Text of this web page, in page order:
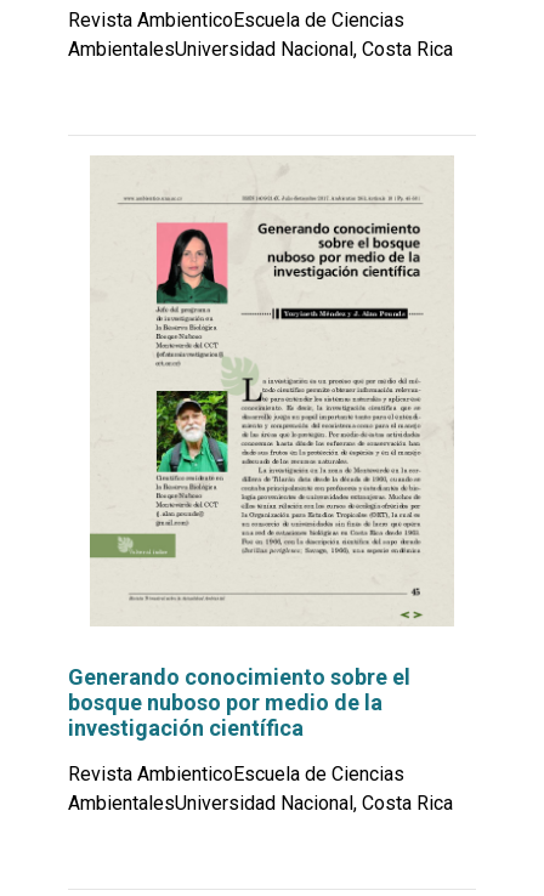
Revista AmbienticoEscuela de Ciencias
AmbientalesUniversidad Nacional, Costa Rica
Generando conocimiento sobre el
bosque nuboso por medio de la
investigación científica
Revista AmbienticoEscuela de Ciencias
AmbientalesUniversidad Nacional, Costa Rica